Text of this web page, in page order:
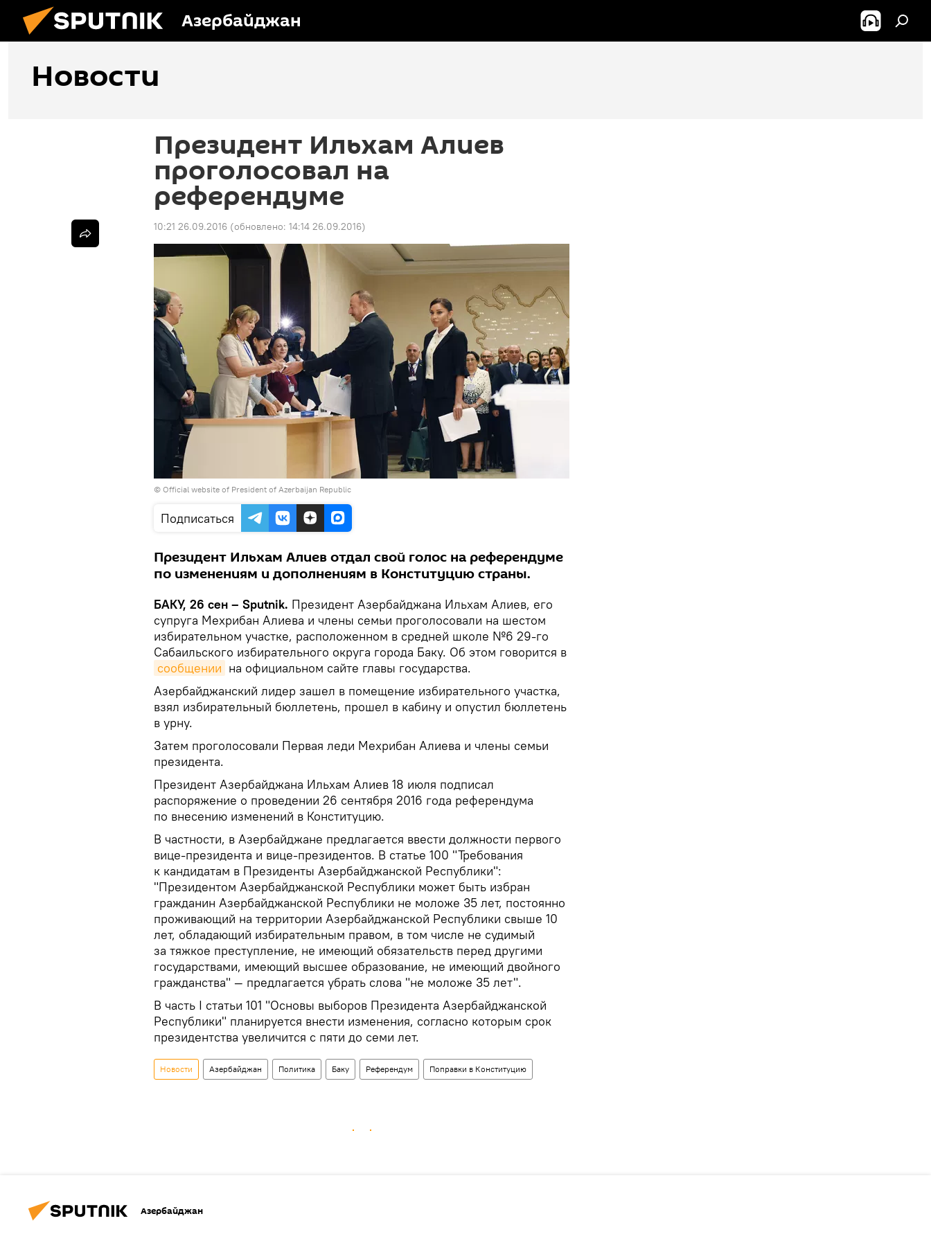
Азербайджан
Новости
Президент Ильхам Алиев
проголосовал на
референдуме
10:21 26.09.2016 (обновлено: 14:14 26.09.2016)
© Official website of President of Azerbaijan Republic
Подписаться
Президент Ильхам Алиев отдал свой голос на референдуме
по изменениям и дополнениям в Конституцию страны.
БАКУ, 26 сен – Sputnik. Президент Азербайджана Ильхам Алиев, его
супруга Мехрибан Алиева и члены семьи проголосовали на шестом
избирательном участке, расположенном в средней школе №6 29-го
Сабаильского избирательного округа города Баку. Об этом говорится в
сообщении на официальном сайте главы государства.
Азербайджанский лидер зашел в помещение избирательного участка,
взял избирательный бюллетень, прошел в кабину и опустил бюллетень
в урну.
Затем проголосовали Первая леди Мехрибан Алиева и члены семьи
президента.
Президент Азербайджана Ильхам Алиев 18 июля подписал
распоряжение о проведении 26 сентября 2016 года референдума
по внесению изменений в Конституцию.
В частности, в Азербайджане предлагается ввести должности первого
вице-президента и вице-президентов. В статье 100 "Требования
к кандидатам в Президенты Азербайджанской Республики":
"Президентом Азербайджанской Республики может быть избран
гражданин Азербайджанской Республики не моложе 35 лет, постоянно
проживающий на территории Азербайджанской Республики свыше 10
лет, обладающий избирательным правом, в том числе не судимый
за тяжкое преступление, не имеющий обязательств перед другими
государствами, имеющий высшее образование, не имеющий двойного
гражданства" — предлагается убрать слова "не моложе 35 лет".
В часть I статьи 101 "Основы выборов Президента Азербайджанской
Республики" планируется внести изменения, согласно которым срок
президентства увеличится с пяти до семи лет.
Новости Азербайджан Политика Баку Референдум Поправки в Конституцию
Азербайджан